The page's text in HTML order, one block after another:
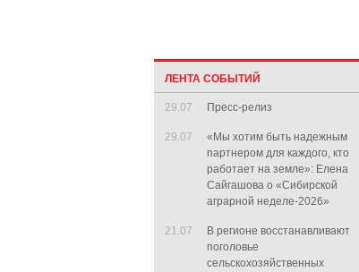
ЛЕНТА СОБЫТИЙ
29.07 Пресс-релиз
29.07
«Мы хотим быть надежным
партнером для каждого, кто
работает на земле»: Елена
Сайгашова о «Сибирской
аграрной неделе-2026»
21.07
В регионе восстанавливают
поголовье
сельскохозяйственных